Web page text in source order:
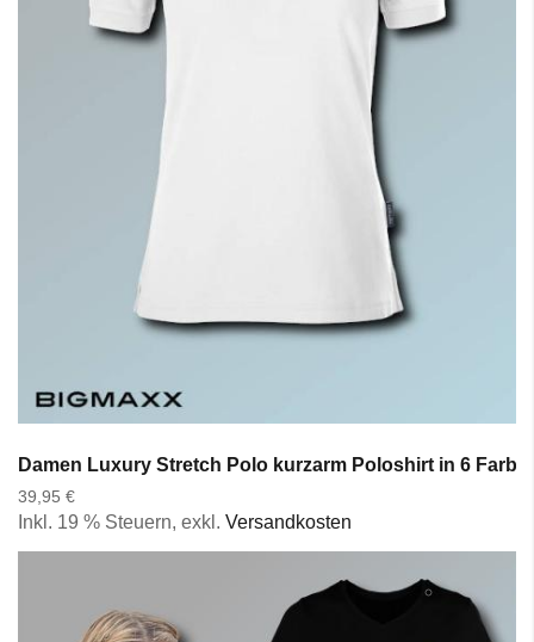
Damen Luxury Stretch Polo kurzarm Poloshirt in 6
39,95 €
Inkl. 19 % Steuern, exkl. Versandkosten